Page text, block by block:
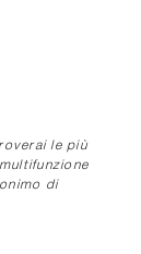
le più
di